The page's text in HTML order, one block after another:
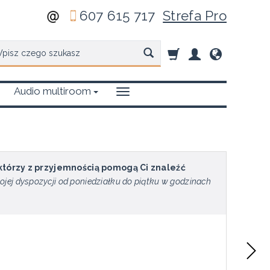
607 615 717Strefa Pro
Audio multiroom
z przyjemnością pomogą Ci znaleźć
dyspozycji od poniedziałku do piątku w godzinach